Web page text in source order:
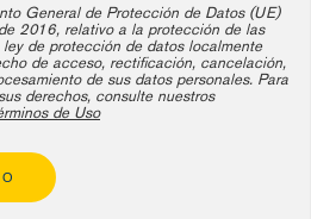
General de Protección de Datos (UE)
2016, relativo a la protección de las
de protección de datos localmente
de acceso, rectificación, cancelación,
de sus datos personales. Para
derechos, consulte nuestros
de Uso